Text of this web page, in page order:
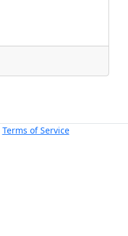
Terms of Service